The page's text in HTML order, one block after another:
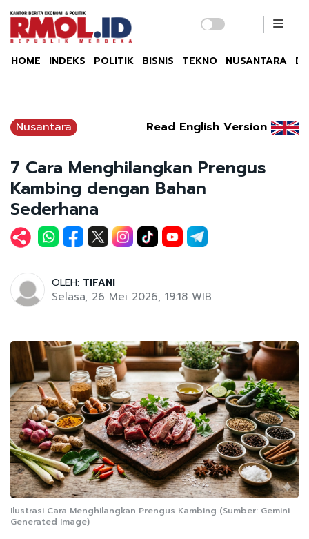
HOME INDEKS POLITIK BISNIS TEKNO NUSANTARA
Nusantara Read English Version
7 Cara Menghilangkan Prengus
Kambing dengan Bahan
Sederhana
OLEH: TIFANI
Selasa, 26 Mei 2026, 19:18 WIB
Ilustrasi Cara Menghilangkan Prengus Kambing (Sumber: Gemini
Generated Image)